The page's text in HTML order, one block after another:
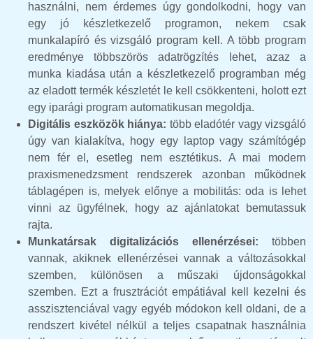
használni, nem érdemes úgy gondolkodni, hogy van
egy jó készletkezelő programon, nekem csak
munkalapíró és vizsgáló program kell. A több program
eredménye többszörös adatrögzítés lehet, azaz a
munka kiadása után a készletkezelő programban még
az eladott termék készletét le kell csökkenteni, holott ezt
egy iparági program automatikusan megoldja.
Digitális eszközök hiánya: több eladótér vagy vizsgáló
úgy van kialakítva, hogy egy laptop vagy számítógép
nem fér el, esetleg nem esztétikus. A mai modern
praxismenedzsment rendszerek azonban működnek
táblagépen is, melyek előnye a mobilitás: oda is lehet
vinni az ügyfélnek, hogy az ajánlatokat bemutassuk
rajta.
Munkatársak digitalizációs ellenérzései: többen
vannak, akiknek ellenérzései vannak a változásokkal
szemben, különösen a műszaki újdonságokkal
szemben. Ezt a frusztrációt empátiával kell kezelni és
asszisztenciával vagy egyéb módokon kell oldani, de a
rendszert kivétel nélkül a teljes csapatnak használnia